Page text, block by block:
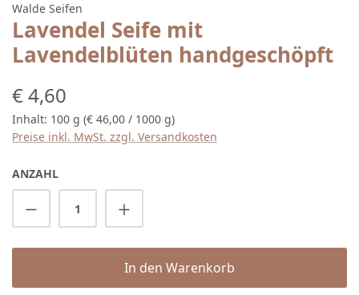
Walde Seifen
Lavendel Seife mit
Lavendelblüten handgeschöpft
Regulärer Preis:
€ 4,60
Inhalt: 100 g (€ 46,00 / 1000 g)
Preise inkl. MwSt. zzgl. Versandkosten
ANZAHL
Produkt Anzahl: Gib den gewünschten
In den Warenkorb